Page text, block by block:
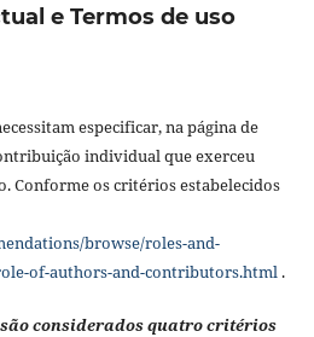
e Termos de uso
especificar, na página de
individual que exerceu
Conforme os critérios estabelecidos
browse/roles-and-
of-authors-and-contributors.html.
considerados quatro critérios